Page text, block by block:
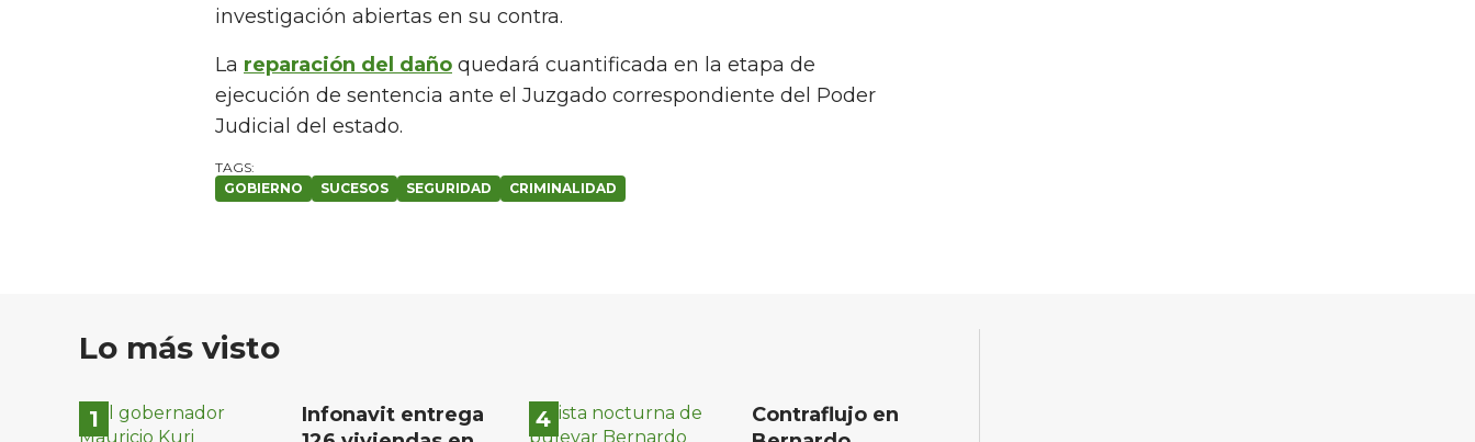
investigación abiertas en su contra.
La reparación del daño quedará cuantificada en la etapa de
ejecución de sentencia ante el Juzgado correspondiente del Poder
Judicial del estado.
GOBIERNO SUCESOS SEGURIDAD CRIMINALIDAD
Lo más visto
Infonavit entrega
Contraflujo en